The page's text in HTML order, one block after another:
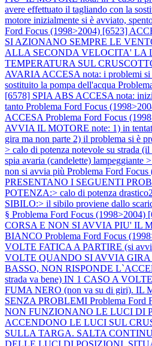
avere effettuato il tagliando con la
motore inizialmente si è avviato,
Ford Focus (1998>2004) [6523]
SI AZIONANO SEMPRE LE
ALLA SECONDA VELOCITA' LA
TEMPERATURA SUL
AVARIA ACCESA nota: i problemi si
sostituito la pompa dell'acqua
[6578] SPIA ABS ACCESA nota:
tanto Problema Ford Focus
ACCESA Problema Ford Focus
AVVIA IL MOTORE note: 1) in
gira ma non parte 2) il problema si è
> calo di potenza notevole su strada
spia avaria (candelette) lampeggiante
non si avvia più Problema Ford
PRESENTANO I SEGUENTI
POTENZA:> calo di potenza
SIBILO:> il sibilo proviene dallo
§ Problema Ford Focus
CORSA E NON SI AVVIA PIU' IL
BIANCO Problema Ford Focus
VOLTE FATICA A PARTIRE (si
VOLTE QUANDO SI AVVIA
BASSO, NON RISPONDE
strada va bene) IN 1 CASO A
FUMA NERO (non va su di giri). IL
SENZA PROBLEMI Problema Ford
NON FUNZIONANO LE LUCI DI
ACCENDONO LE LUCI SUL
SULLA TARGA. SALTA
DELLE LUCI DI POSIZIONI,